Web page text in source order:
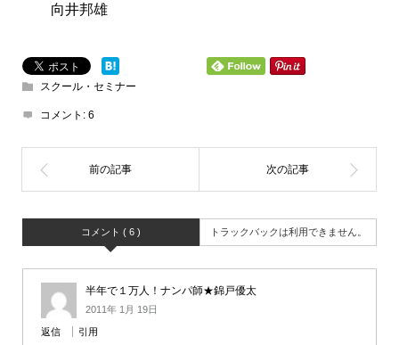
向井邦雄
スクール・セミナー
コメント: 6
コメント ( 6 ) トラックバックは利用できません。
半年で１万人！ナンパ師★錦戸優太
2011年 1月 19日
返信 引用